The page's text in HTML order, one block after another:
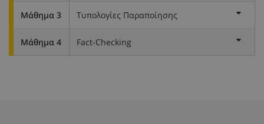
Μάθημα 3 Τυπολογίες Παραποίησης
Μάθημα 4 Fact-Checking